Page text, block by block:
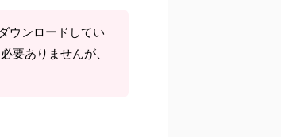
ウンロードしてい
要ありませんが、